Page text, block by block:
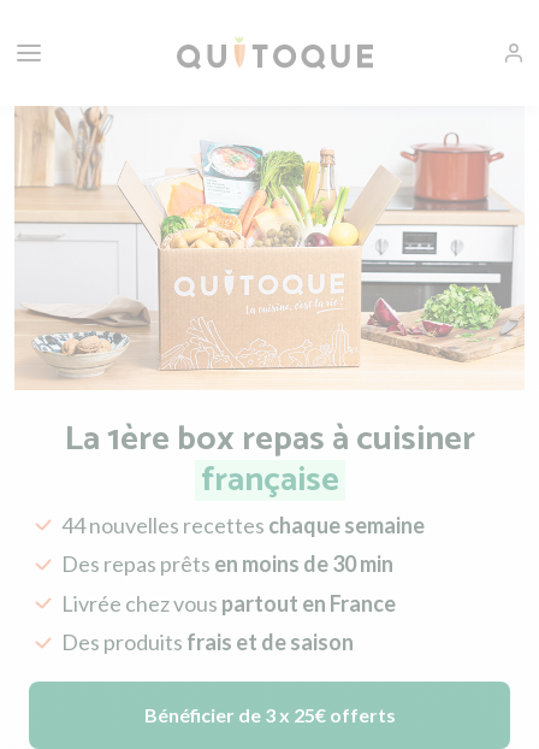
La 1ère box repas à cuisiner
française
44 nouvelles recettes chaque semaine
Des repas prêts en moins de 30 min
Livrée chez vous partout en France
Des produits frais et de saison
Bénéficier de 3 x 25€ offerts